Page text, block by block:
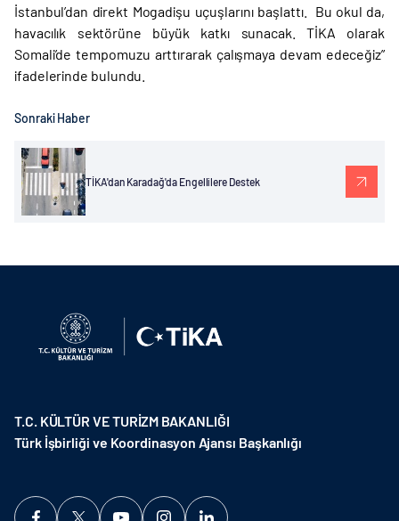
İstanbul’dan direkt Mogadişu uçuşlarını başlattı. Bu okul da,
havacılık sektörüne büyük katkı sunacak. TİKA olarak
Somali’de tempomuzu arttırarak çalışmaya devam edeceğiz”
ifadelerinde bulundu.
Sonraki Haber
TİKA'dan Karadağ'da Engellilere Destek
T.C. KÜLTÜR VE TURİZM BAKANLIĞI
Türk İşbirliği ve Koordinasyon Ajansı Başkanlığı